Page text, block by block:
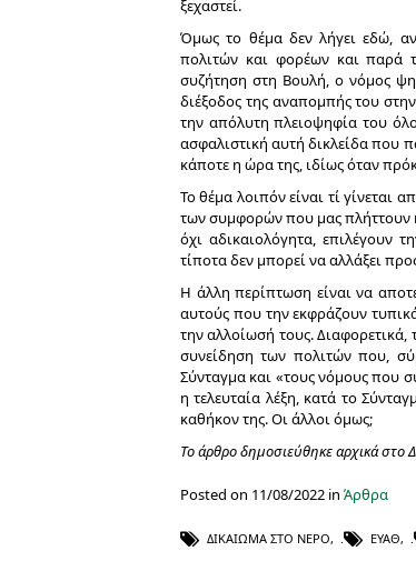
ξεχαστεί.
Όμως το θέμα δεν λήγει εδώ,
πολιτών και φορέων και παρά
συζήτηση στη Βουλή, ο νόμος
διέξοδος της αναπομπής του
την απόλυτη πλειοψηφία του
ασφαλιστική αυτή δικλείδα που
κάποτε η ώρα της, ιδίως όταν
Το θέμα λοιπόν είναι τί γίνεται
των συμφορών που μας πλήττουν
όχι αδικαιολόγητα, επιλέγουν
τίποτα δεν μπορεί να αλλάξει
Η άλλη περίπτωση είναι να
αυτούς που την εκφράζουν
την αλλοίωσή τους. Διαφορετικά,
συνείδηση των πολιτών που,
Σύνταγμα και «τους νόμους που
η τελευταία λέξη, κατά το
καθήκον της. Οι άλλοι όμως;
Το άρθρο δημοσιεύθηκε αρχικά στο
Posted on 11/08/2022 in Άρθρα
ΔΙΚΑΊΩΜΑ ΣΤΟ ΝΕΡΌ, ΕΥΑΘ,